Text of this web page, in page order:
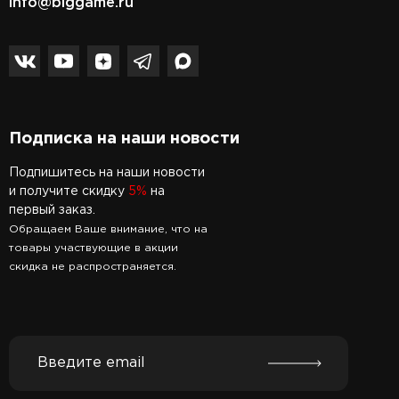
info@biggame.ru
Подписка на наши новости
Подпишитесь на наши новости
и получите скидку 5% на
первый заказ.
Обращаем Ваше внимание, что на
товары участвующие в акции
скидка не распространяется.